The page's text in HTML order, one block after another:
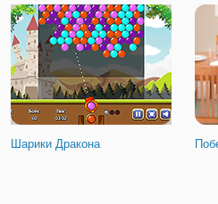
Шарики Дракона